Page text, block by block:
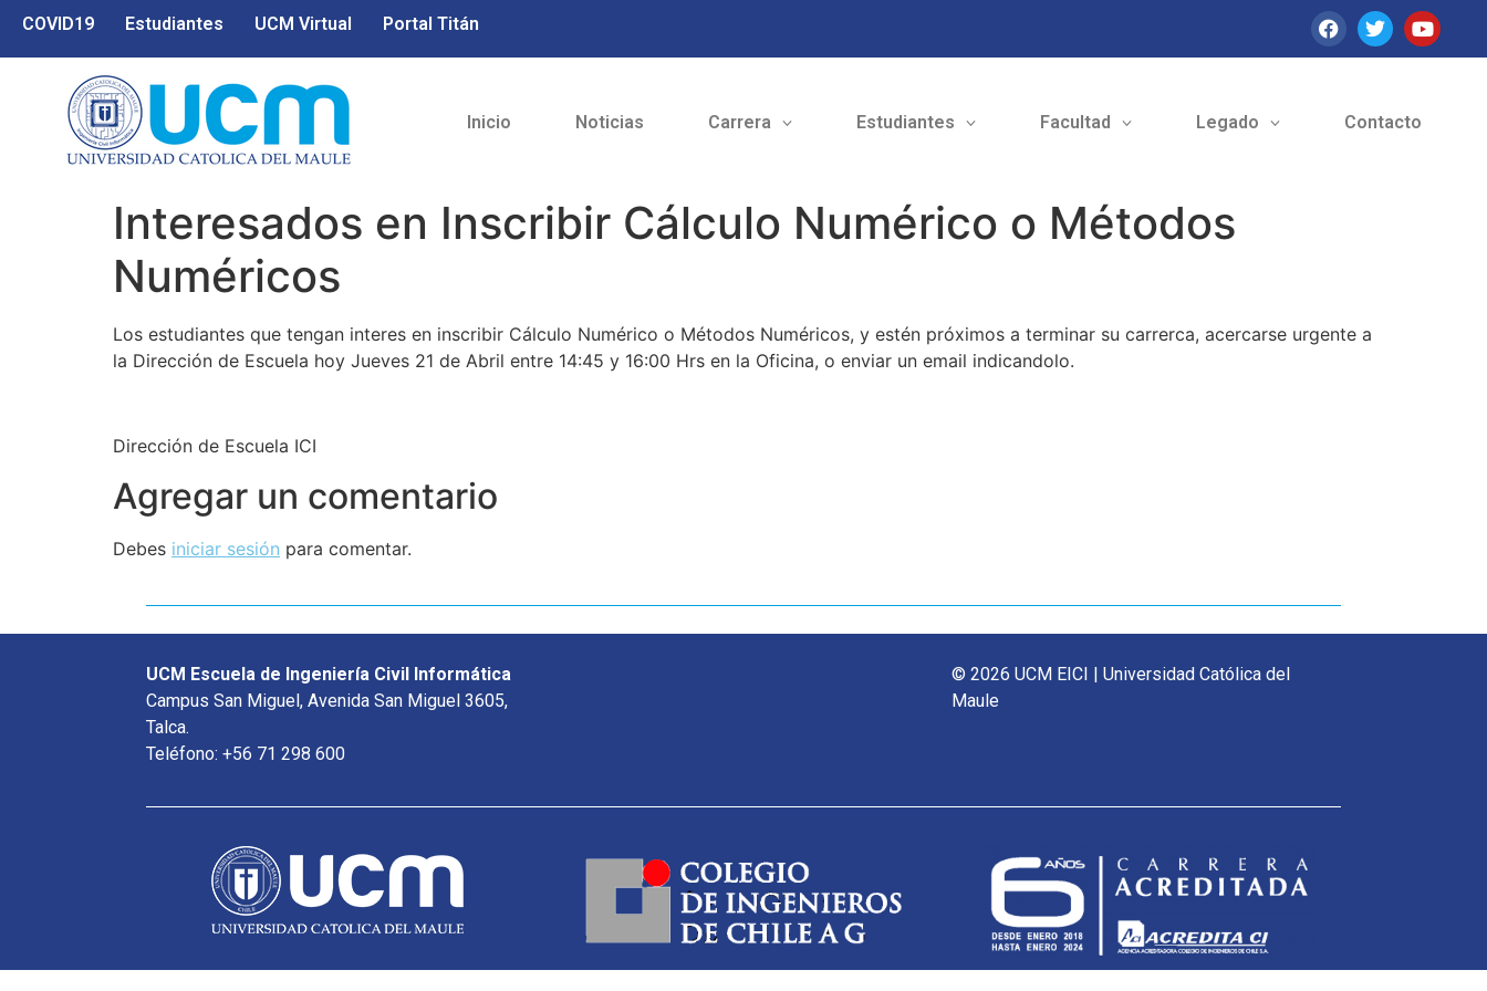
COVID19 Estudiantes UCM Virtual Portal Titán
Inicio Noticias Carrera Estudiantes Facultad Legado Contacto
Interesados en Inscribir Cálculo Numérico o Métodos
Numéricos
Los estudiantes que tengan interes en inscribir Cálculo Numérico o Métodos Numéricos, y estén próximos a terminar su carrerca, acercarse urgente a
la Dirección de Escuela hoy Jueves 21 de Abril entre 14:45 y 16:00 Hrs en la Oficina, o enviar un email indicandolo.
Dirección de Escuela ICI
Agregar un comentario
Debes iniciar sesión para comentar.
UCM Escuela de Ingeniería Civil Informática
Campus San Miguel, Avenida San Miguel 3605,
Talca.
Teléfono: +56 71 298 600
© 2026 UCM EICI | Universidad Católica del
Maule